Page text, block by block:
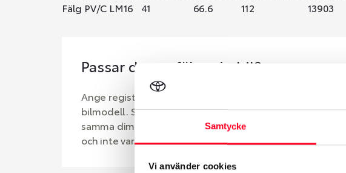
Samtycke
Vi använder cookies
Fälg PV/C LM16 41 66.6 112 13903
Passar denna fälg min bil?
Ange registreringsnummer för att se om den fälg du valt
bilmodell. Se till att kolla en extra gång så att däck och
samma dimensioner. Ibland kan fälgen ha bytts ut under
och inte vara samma dimension som bilen hade ut från